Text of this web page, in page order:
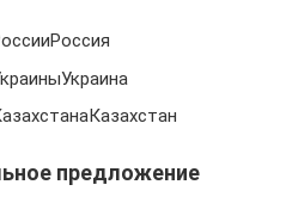
предложение